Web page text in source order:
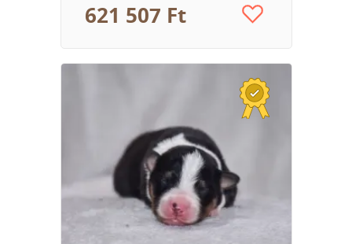
621 507 Ft